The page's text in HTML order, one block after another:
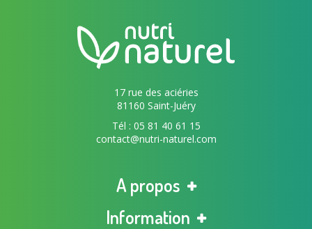
17 rue des aciéries
81160 Saint-Juéry
Tél : 05 81 40 61 15
contact@nutri-naturel.com
A propos
Information